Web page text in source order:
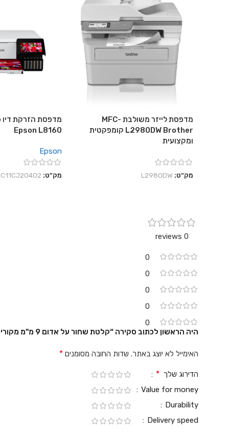
מדפסת לייזר משולבת MFC-
L2980DW Brother קומפקטית
ומקצועית
מק"ט: L2980DW
מדפסת הזרקת דיו
Epson L8160
Epson
מק"ט: C11CJ20402
0 reviews
0
0
0
0
0
היה הראשון לכתוב סקירה “קלטת שחור על אדום 9 מ"מ מקורי Brother TZE421 למינציה דביק סטנדרטי”
האימייל לא יוצג באתר. שדות החובה מסומנים *
הדירוג שלך *
Value for money
Durability
Delivery speed